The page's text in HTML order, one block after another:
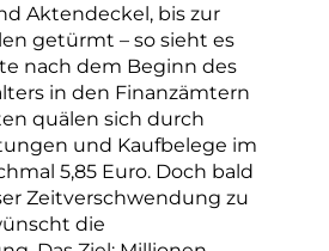
Aktendeckel, bis zur
getürmt – so sieht es
nach dem Beginn des
in den Finanzämtern
quälen sich durch
und Kaufbelege im
5,85 Euro. Doch bald
Zeitverschwendung zu
die